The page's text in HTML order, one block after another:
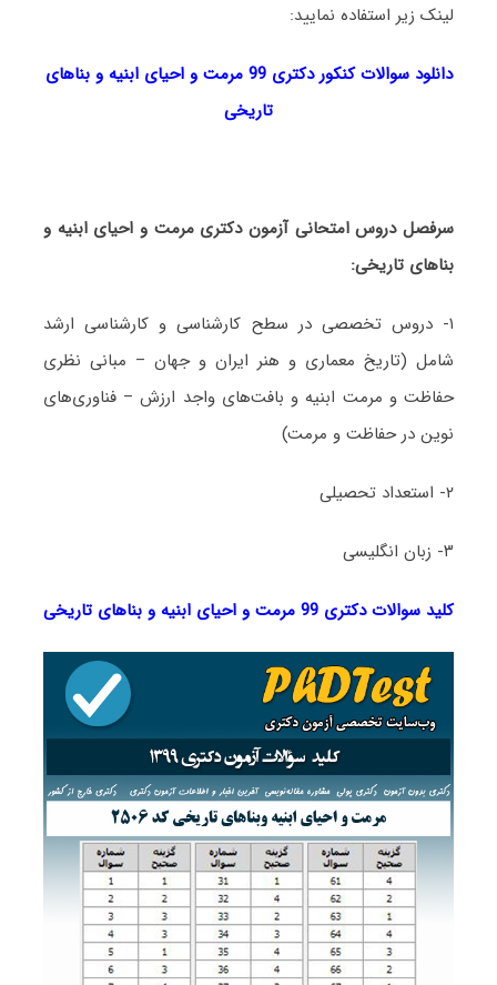
لینک زیر استفاده نمایید:
دانلود سوالات کنکور دکتری 99 مرمت و احیای ابنیه و بناهای
تاریخی
سرفصل دروس امتحانی آزمون دکتری مرمت و احیای ابنیه و
بناهای تاریخی:
۱- دروس تخصصی در سطح کارشناسی و کارشناسی ارشد
شامل (تاریخ معماری و هنر ایران و جهان – مبانی نظری
حفاظت و مرمت ابنیه و بافت‌های واجد ارزش – فناوری‌های
نوین در حفاظت و مرمت)
۲- استعداد تحصیلی
۳- زبان انگلیسی
کلید سوالات دکتری 99 مرمت و احیای ابنیه و بناهای تاریخی